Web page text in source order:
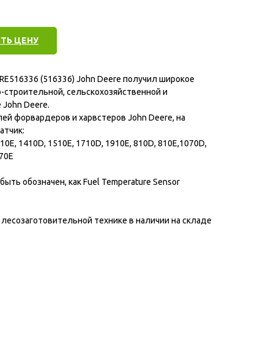
ЦЕНУ
(516336) John Deere получил широкое
сельскохозяйственной и
John Deere.
форвардеров и харвстеров John Deere, на
1410D, 1510E, 1710D, 1910E, 810D, 810E,1070D,
обозначен, как Fuel Temperature Sensor
технике в наличии на складе